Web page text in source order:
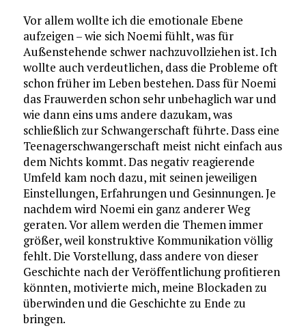
Vor allem wollte ich die emotionale Ebene
aufzeigen – wie sich Noemi fühlt, was für
Außenstehende schwer nachzuvollziehen ist. Ich
wollte auch verdeutlichen, dass die Probleme oft
schon früher im Leben bestehen. Dass für Noemi
das Frauwerden schon sehr unbehaglich war und
wie dann eins ums andere dazukam, was
schließlich zur Schwangerschaft führte. Dass eine
Teenagerschwangerschaft meist nicht einfach aus
dem Nichts kommt. Das negativ reagierende
Umfeld kam noch dazu, mit seinen jeweiligen
Einstellungen, Erfahrungen und Gesinnungen. Je
nachdem wird Noemi ein ganz anderer Weg
geraten. Vor allem werden die Themen immer
größer, weil konstruktive Kommunikation völlig
fehlt. Die Vorstellung, dass andere von dieser
Geschichte nach der Veröffentlichung profitieren
könnten, motivierte mich, meine Blockaden zu
überwinden und die Geschichte zu Ende zu
bringen.